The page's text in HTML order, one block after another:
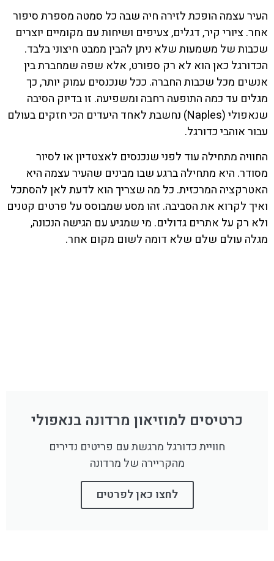
העיר עצמה הופכת לזירה חיה שבה כל סמטה מספרת סיפור
אחר. ציורי קיר, דגלים, צעיפים ושיחות עם מקומיים יוצרים
שכבות של משמעות שלא ניתן להבין ממבט חיצוני בלבד.
הכדורגל כאן הוא לא רק ספורט, אלא שפה שמחברת בין
אנשים מכל שכבות החברה. ככל שנכנסים עמוק יותר, כך
מגלים עד כמה התופעה רחבה ומשפיעה. זו בדיוק הסיבה
שנאפולי (Naples) נחשבת לאחד היעדים הכי חזקים בעולם
עבור אוהבי כדורגל.
החוויה מתחילה עוד לפני שנכנסים לאצטדיון או לסיור
מסודר. היא מתחילה ברגע שבו מבינים שהעיר עצמה היא
האטרקציה המרכזית. כל מה שצריך הוא לדעת לאן להסתכל
ואיך לקרוא את הסביבה. זהו מסע שמבוסס על פרטים קטנים
ולא רק על אתרים גדולים. מי שמגיע עם הגישה הנכונה,
מגלה עולם שלם שלא דומה לשום מקום אחר.
כרטיסים למוזיאון מרדונה בנאפולי
חוויית כדורגל מרגשת עם פריטים נדירים
מהקריירה של מרדונה
לחצו כאן לפרטים